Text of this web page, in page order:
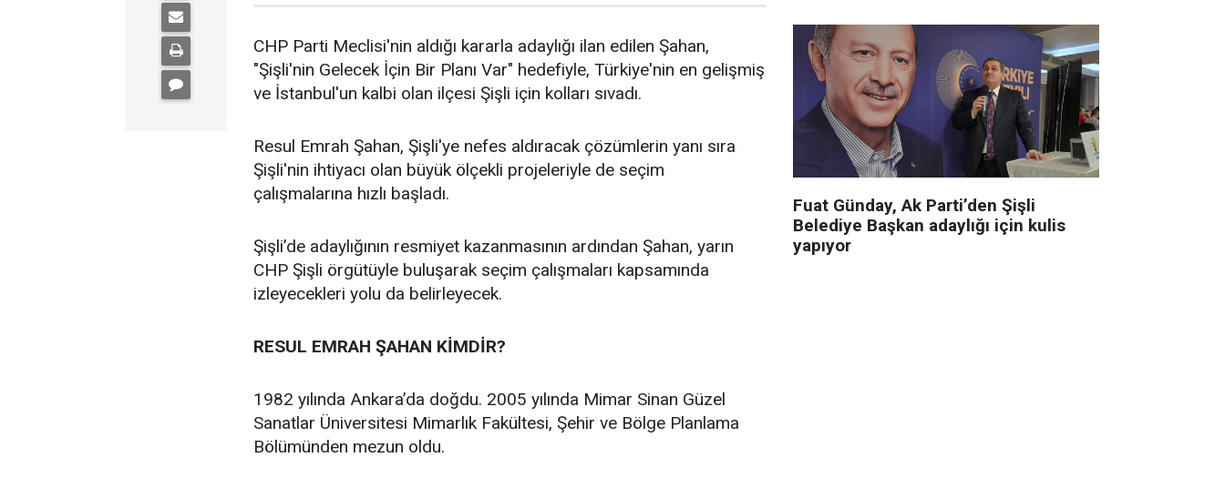
CHP Parti Meclisi'nin aldığı kararla adaylığı ilan edilen Şahan,
"Şişli'nin Gelecek İçin Bir Planı Var" hedefiyle, Türkiye'nin en gelişmiş
ve İstanbul'un kalbi olan ilçesi Şişli için kolları sıvadı.
Resul Emrah Şahan, Şişli'ye nefes aldıracak çözümlerin yanı sıra
Şişli'nin ihtiyacı olan büyük ölçekli projeleriyle de seçim
çalışmalarına hızlı başladı.
Şişli’de adaylığının resmiyet kazanmasının ardından Şahan, yarın
CHP Şişli örgütüyle buluşarak seçim çalışmaları kapsamında
izleyecekleri yolu da belirleyecek.
RESUL EMRAH ŞAHAN KİMDİR?
1982 yılında Ankara’da doğdu. 2005 yılında Mimar Sinan Güzel
Sanatlar Üniversitesi Mimarlık Fakültesi, Şehir ve Bölge Planlama
Bölümünden mezun oldu.
Fuat Günday, Ak Parti’den Şişli
Belediye Başkan adaylığı için kulis
yapıyor